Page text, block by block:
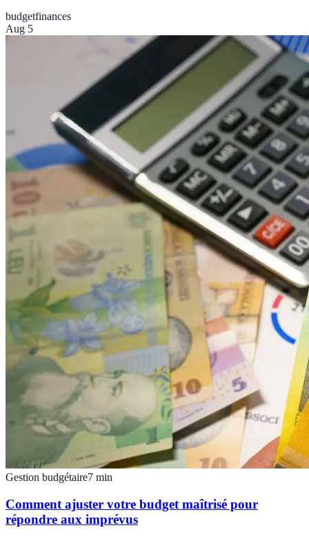
budgetfinances
Aug 5
Gestion budgétaire7 min
Comment ajuster votre budget maîtrisé pour
répondre aux imprévus